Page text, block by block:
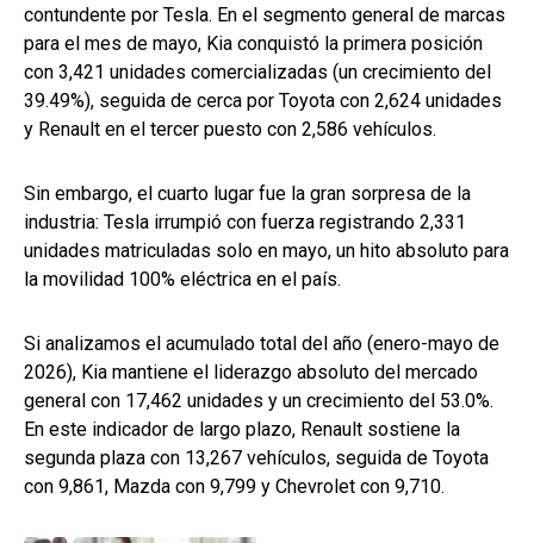
contundente por Tesla. En el segmento general de marcas
para el mes de mayo, Kia conquistó la primera posición
con 3,421 unidades comercializadas (un crecimiento del
39.49%), seguida de cerca por Toyota con 2,624 unidades
y Renault en el tercer puesto con 2,586 vehículos.
Sin embargo, el cuarto lugar fue la gran sorpresa de la
industria: Tesla irrumpió con fuerza registrando 2,331
unidades matriculadas solo en mayo, un hito absoluto para
la movilidad 100% eléctrica en el país.
Si analizamos el acumulado total del año (enero-mayo de
2026), Kia mantiene el liderazgo absoluto del mercado
general con 17,462 unidades y un crecimiento del 53.0%.
En este indicador de largo plazo, Renault sostiene la
segunda plaza con 13,267 vehículos, seguida de Toyota
con 9,861, Mazda con 9,799 y Chevrolet con 9,710.